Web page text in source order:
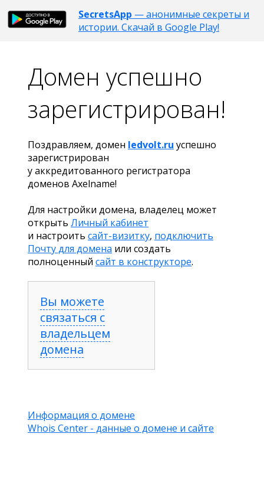
SecretsApp — анонимные секреты и
истории. Скачай в Google Play!
Домен успешно
зарегистрирован!
Поздравляем, домен ledvolt.ru успешно
зарегистрирован
у аккредитованного регистратора
доменов Axelname!
Для настройки домена, владелец может
открыть Личный кабинет
и настроить сайт-визитку, подключить
Почту для домена или создать
полноценный сайт в конструкторе.
Вы можете
связаться с
владельцем
домена
Информация о домене
Whois Center - данные о домене и сайте